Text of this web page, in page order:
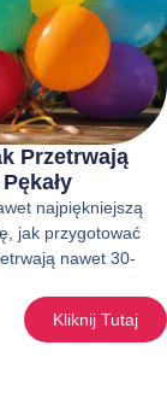
Przetrwają
najpiękniejszą
jak przygotować
nawet 30-
Kliknij Tutaj